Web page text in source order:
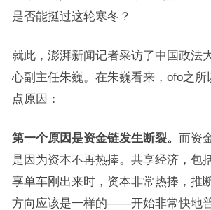
是否能挺过这轮寒冬？
就此，澎湃新闻记者采访了中国政法
心副主任朱巍。在朱巍看来，ofo之所
点原因：
第一个原因是资金链发生断裂。 而资
是因为资本不再热捧。共享经济，包
享单车刚出来时，资本非常热捧，推
方向应该是一样的——开始非常快地